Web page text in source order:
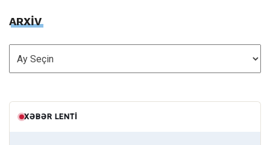
ARXİV
ARXİV
XƏBƏR LENTI